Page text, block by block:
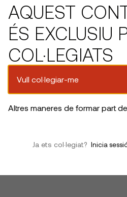
AQUEST
ÉS EXCLUSIU
COL·LEGIATS
Vull col·legiar-me
Altres maneres de formar part
Ja ets col·legiat? Inicia